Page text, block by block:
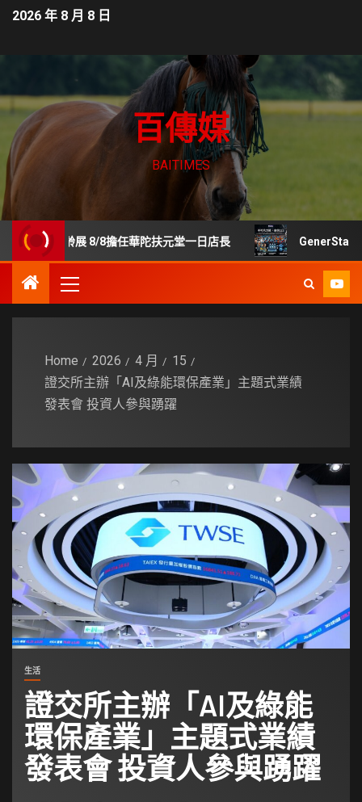
2026 年 8 月 8 日
百傳媒
BAITIMES
樂齡展 8/8擔任華陀扶元堂一日店長 GenerStand 擬推「
Home 2026 4 月
15
證交所主辦「AI及綠能環保產業」主題式業績
發表會 投資人參與踴躍
生活
證交所主辦「AI及綠能
環保產業」主題式業績
發表會 投資人參與踴躍